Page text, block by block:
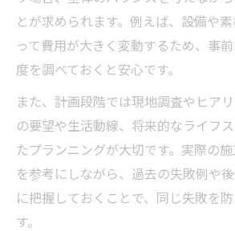
とが求められます。例えば、設備や
って費用が大きく変動するため、事
度を調べておくと安心です。
また、計画段階では現地調査やヒア
の要望や生活動線、将来的なライフ
たプランニングが大切です。実際の
を参考にしながら、過去の失敗例や
に把握しておくことで、同じ失敗を
す。